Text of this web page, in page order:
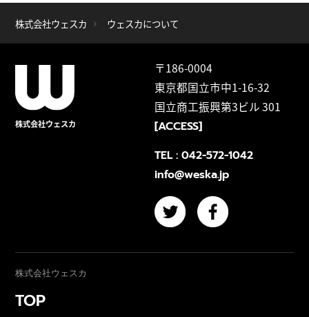
株式会社ウェスカ ウェスカについて
株式会社ウェスカ
〒186-0004
東京都国立市中1-16-32
国立商工振興第3ビル 301
[ACCESS]
TEL :042-572-1042
info@weska.jp
株式会社ウェスカ
TOP